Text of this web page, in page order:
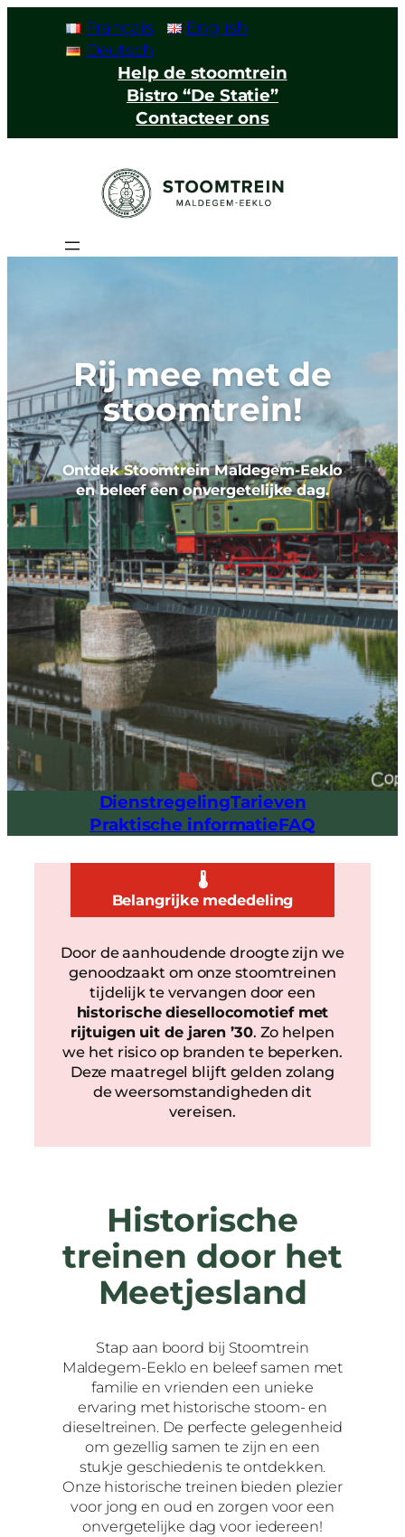
Français
English
Deutsch
Help de stoomtrein
Bistro “De Statie”
Contacteer ons
Rij mee met de
stoomtrein!
Ontdek Stoomtrein Maldegem-Eeklo
en beleef een onvergetelijke dag.
DienstregelingTarieven
Praktische informatieFAQ
🌡️
Belangrijke mededeling
Door de aanhoudende droogte zijn we
genoodzaakt om onze stoomtreinen
tijdelijk te vervangen door een
historische diesellocomotief met
rijtuigen uit de jaren ’30. Zo helpen
we het risico op branden te beperken.
Deze maatregel blijft gelden zolang
de weersomstandigheden dit
vereisen.
Historische
treinen door het
Meetjesland
Stap aan boord bij Stoomtrein
Maldegem-Eeklo en beleef samen met
familie en vrienden een unieke
ervaring met historische stoom- en
dieseltreinen. De perfecte gelegenheid
om gezellig samen te zijn en een
stukje geschiedenis te ontdekken.
Onze historische treinen bieden plezier
voor jong en oud en zorgen voor een
onvergetelijke dag voor iedereen!